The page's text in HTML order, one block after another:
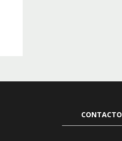
CONTACTO